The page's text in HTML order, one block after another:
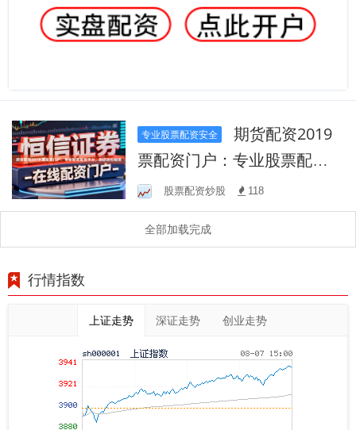
专业股票配资安全
期货配资2019
票配资门户：专业股票配资
平台，助您轻松投资
股票配资炒股 118
全部加载完成
行情指数
上证走势 深证走势 创业走势